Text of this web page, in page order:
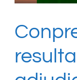
resulta